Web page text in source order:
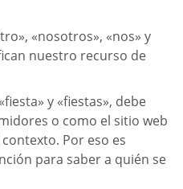
«nosotros», «nos» y
nuestro recurso de
y «fiestas», debe
o como el sitio web
Por eso es
para saber a quién se